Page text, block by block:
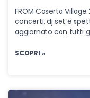
FROM Caserta
concerti, dj set e
aggiornato con tutti
SCOPRI »